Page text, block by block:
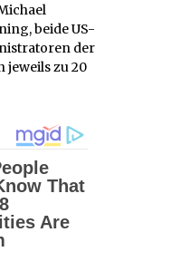
beide US-
der
jeweils zu 20